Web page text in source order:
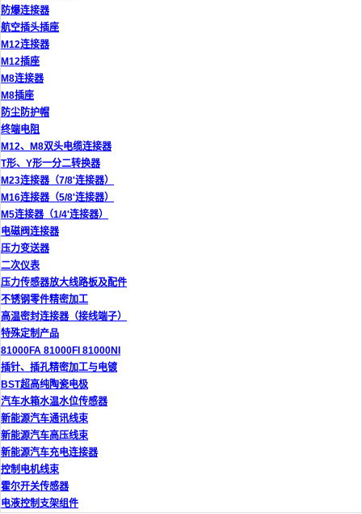
防爆连接器
航空插头插座
M12连接器
M12插座
M8连接器
M8插座
防尘防护帽
终端电阻
M12、M8双头电缆连接器
T形、Y形一分二转换器
M23连接器（7/8'连接器）
M16连接器（5/8'连接器）
M5连接器（1/4'连接器）
电磁阀连接器
压力变送器
二次仪表
压力传感器放大线路板及配件
不锈钢零件精密加工
高温密封连接器（接线端子）
特殊定制产品
81000FA 81000FI 81000NI
插针、插孔精密加工与电镀
BST超高纯陶瓷电极
汽车水箱水温水位传感器
新能源汽车通讯线束
新能源汽车高压线束
新能源汽车充电连接器
控制电机线束
霍尔开关传感器
电液控制支架组件